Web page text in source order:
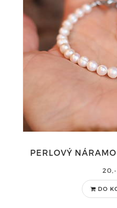
PERLOVÝ
DO